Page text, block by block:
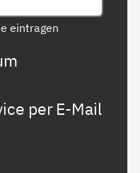
eintragen
per E-Mail